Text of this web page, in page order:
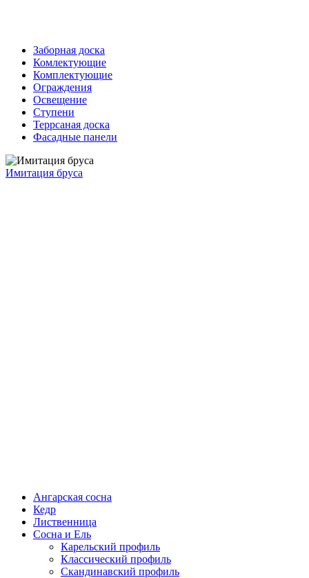
Заборная доска
Комлектующие
Комплектующие
Ограждения
Освещение
Ступени
Террсаная доска
Фасадные панели
Имитация бруса
Ангарская сосна
Кедр
Лиственница
Сосна и Ель
Карельский профиль
Классический профиль
Скандинавский профиль